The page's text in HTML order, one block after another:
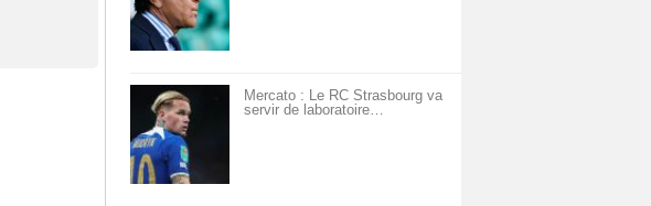
Mercato : Le RC Strasbourg va
servir de laboratoire…